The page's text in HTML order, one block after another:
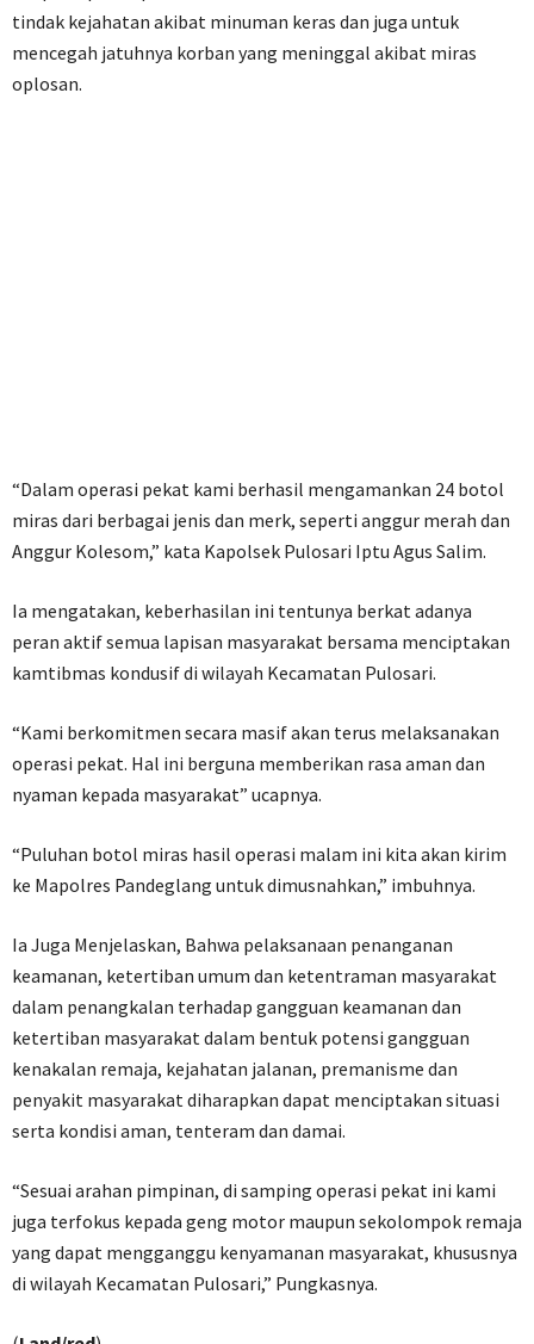
tindak kejahatan akibat minuman keras dan juga untuk
mencegah jatuhnya korban yang meninggal akibat miras
oplosan.
“Dalam operasi pekat kami berhasil mengamankan 24 botol
miras dari berbagai jenis dan merk, seperti anggur merah dan
Anggur Kolesom,” kata Kapolsek Pulosari Iptu Agus Salim.
Ia mengatakan, keberhasilan ini tentunya berkat adanya
peran aktif semua lapisan masyarakat bersama menciptakan
kamtibmas kondusif di wilayah Kecamatan Pulosari.
“Kami berkomitmen secara masif akan terus melaksanakan
operasi pekat. Hal ini berguna memberikan rasa aman dan
nyaman kepada masyarakat” ucapnya.
“Puluhan botol miras hasil operasi malam ini kita akan kirim
ke Mapolres Pandeglang untuk dimusnahkan,” imbuhnya.
Ia Juga Menjelaskan, Bahwa pelaksanaan penanganan
keamanan, ketertiban umum dan ketentraman masyarakat
dalam penangkalan terhadap gangguan keamanan dan
ketertiban masyarakat dalam bentuk potensi gangguan
kenakalan remaja, kejahatan jalanan, premanisme dan
penyakit masyarakat diharapkan dapat menciptakan situasi
serta kondisi aman, tenteram dan damai.
“Sesuai arahan pimpinan, di samping operasi pekat ini kami
juga terfokus kepada geng motor maupun sekolompok remaja
yang dapat mengganggu kenyamanan masyarakat, khususnya
di wilayah Kecamatan Pulosari,” Pungkasnya.